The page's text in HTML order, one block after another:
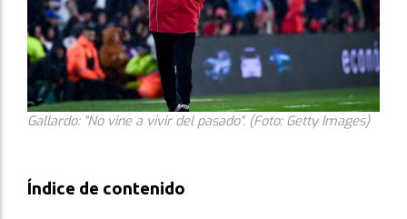
Gallardo: "No vine a vivir del pasado". (Foto: Getty Images)
Índice de contenido